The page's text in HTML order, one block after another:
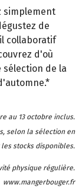
simplement
de
collaboratif
d'où
de la
au 13 octobre inclus.
selon la sélection en
les stocks disponibles.
physique régulière.
www.mangerbouger.fr